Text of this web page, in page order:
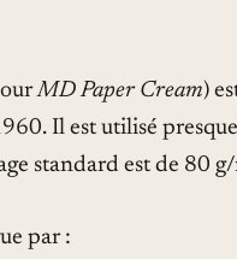
MD Paper Cream)
Il est utilisé
standard est de 80 g/
par :